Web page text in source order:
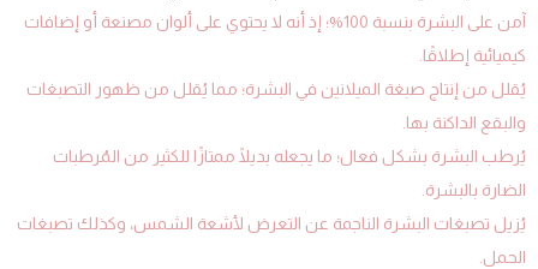
آمن على البشرة بنسبة 100%؛ إذ أنه لا يحتوي على ألوان مصنعة أو إضافات
كيميائية إطلاقًا.
يُقلل من إنتاج صبغة الميلانين في البشرة؛ مما يُقلل من ظهور التصبغات
والبقع الداكنة بها.
يُرطب البشرة بشكل فعال؛ ما يجعله بديلًا ممتازًا للكثير من المُرطبات
الضارة بالبشرة.
يُزيل تصبغات البشرة الناجمة عن التعرض لأشعة الشمس، وكذلك تصبغات
الحمل.